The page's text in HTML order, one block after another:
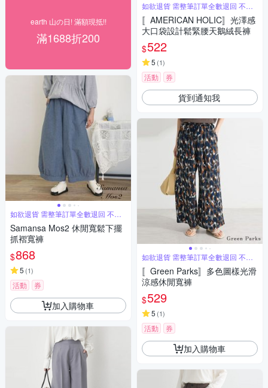
earth 山の日! 滿額現抵!!
滿1688折200
如欲退貨 需整筆訂單全數退回 不能
單退
Samansa Mos2 休閒寬鬆下擺
抓褶寬褲
$868
5 (1)
活動 券
加入購物車
如欲退貨 需整筆訂單全數退回 不能
單退
〚AMERICAN HOLIC〛光澤感
大口袋設計鬆緊腰天鵝絨長褲
$522
5 (1)
活動 券
貨到通知我
如欲退貨 需整筆訂單全數退回 不能
單退
〚Green Parks〛多色圖樣光滑
涼感休閒寬褲
$529
5 (1)
活動 券
加入購物車